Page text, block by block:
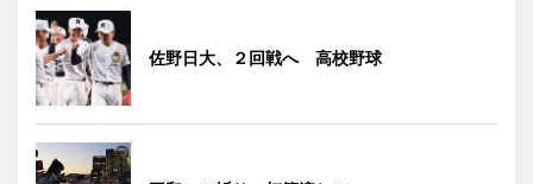
佐野日大、２回戦へ 高校野球